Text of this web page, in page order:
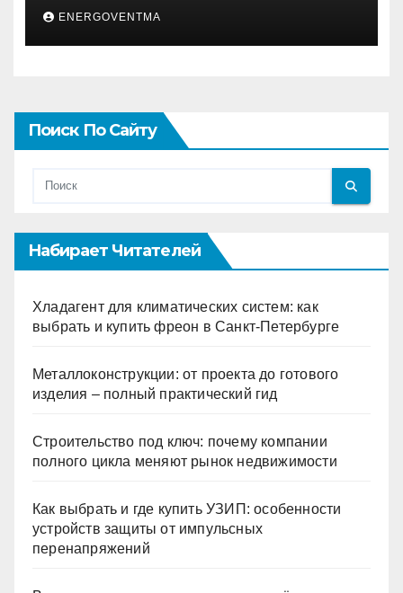
ENERGOVENTMA
Поиск По Сайту
Набирает Читателей
Хладагент для климатических систем: как
выбрать и купить фреон в Санкт-Петербурге
Металлоконструкции: от проекта до готового
изделия – полный практический гид
Строительство под ключ: почему компании
полного цикла меняют рынок недвижимости
Как выбрать и где купить УЗИП: особенности
устройств защиты от импульсных
перенапряжений